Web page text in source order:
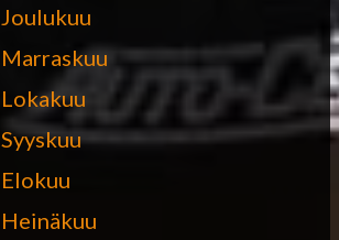
Joulukuu
Marraskuu
Lokakuu
Syyskuu
Elokuu
Heinäkuu